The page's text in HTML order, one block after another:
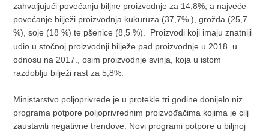
zahvaljujući povećanju biljne proizvodnje za 14,8%, a najveće
povećanje bilježi proizvodnja kukuruza (37,7% ), grožđa (25,7
%), soje (18 %) te pšenice (8,5 %).
Proizvodi koji imaju znatniji
udio u stočnoj proizvodnji bilježe pad proizvodnje u 2018. u
odnosu na 2017., osim proizvodnje svinja, koja u istom
razdoblju bilježi rast za 5,8%.
Ministarstvo poljoprivrede je u protekle tri godine donijelo niz
programa potpore poljoprivrednim proizvođačima kojima je cilj
zaustaviti negativne trendove. Novi programi potpore u biljnoj